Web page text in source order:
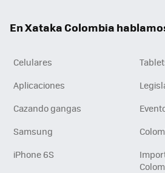
En Xataka Colombia
Celulares
Aplicaciones
Cazando gangas
Samsung
iPhone 6S